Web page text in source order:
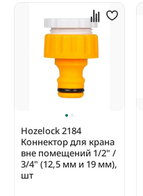
абсолютно безопасно, ведь
выделяются никакие
Ultramax надежно
по-настоящему удобный и
которого — не менее двух
английской компанией
Hozelock 2184
Коннектор для крана
вне помещений 1/2" /
3/4" (12,5 мм и 19 мм),
шт